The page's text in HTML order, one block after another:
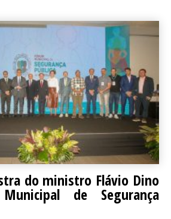
do ministro Flávio Dino
de Segurança